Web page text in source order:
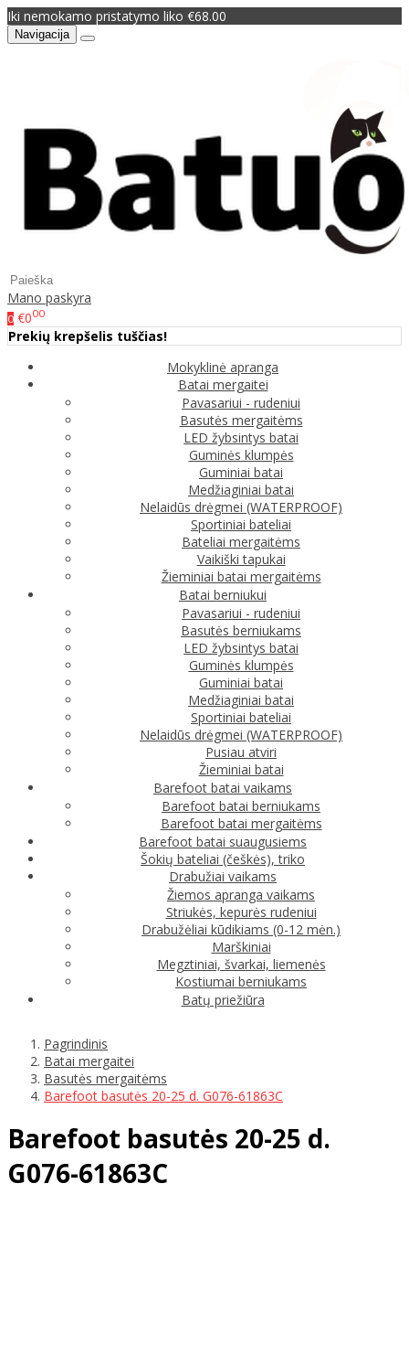
Iki nemokamo pristatymo liko €68.00
Navigacija
Mano paskyra
0 €000
Prekių krepšelis tuščias!
Mokyklinė apranga
Batai mergaitei
Pavasariui - rudeniui
Basutės mergaitėms
LED žybsintys batai
Guminės klumpės
Guminiai batai
Medžiaginiai batai
Nelaidūs drėgmei (WATERPROOF)
Sportiniai bateliai
Bateliai mergaitėms
Vaikiški tapukai
Žieminiai batai mergaitėms
Batai berniukui
Pavasariui - rudeniui
Basutės berniukams
LED žybsintys batai
Guminės klumpės
Guminiai batai
Medžiaginiai batai
Sportiniai bateliai
Nelaidūs drėgmei (WATERPROOF)
Pusiau atviri
Žieminiai batai
Barefoot batai vaikams
Barefoot batai berniukams
Barefoot batai mergaitėms
Barefoot batai suaugusiems
Šokių bateliai (češkės), triko
Drabužiai vaikams
Žiemos apranga vaikams
Striukės, kepurės rudeniui
Drabužėliai kūdikiams (0-12 mėn.)
Marškiniai
Megztiniai, švarkai, liemenės
Kostiumai berniukams
Batų priežiūra
Pagrindinis
Batai mergaitei
Basutės mergaitėms
Barefoot basutės 20-25 d. G076-61863C
Barefoot basutės 20-25 d.
G076-61863C